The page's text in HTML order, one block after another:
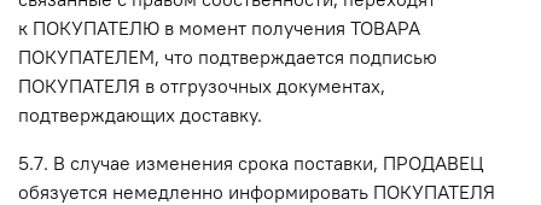
к ПОКУПАТЕЛЮ в момент получения ТОВАРА
ПОКУПАТЕЛЕМ, что подтверждается подписью
ПОКУПАТЕЛЯ в отгрузочных документах,
подтверждающих доставку.
5.7. В случае изменения срока поставки, ПРОДАВЕЦ
обязуется немедленно информировать ПОКУПАТЕЛЯ